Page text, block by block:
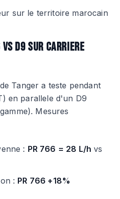
sur le territoire marocain
D9 SUR CARRIERE
Tanger a teste pendant
en parallele d'un D9
Mesures
: PR 766 = 28 L/h vs
: PR 766 +18%